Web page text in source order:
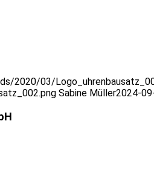
2020/03/
Sabine Müller2024-